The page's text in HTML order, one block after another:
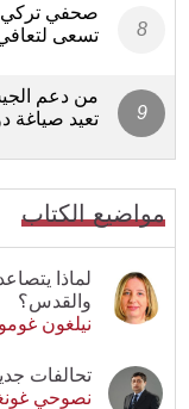
صحفي تركي
تسعى
من دعم
تعيد صياغة
مواضيع الكتاب
لماذا
والقدس؟
نيلغون
تحالفات
نصوحي